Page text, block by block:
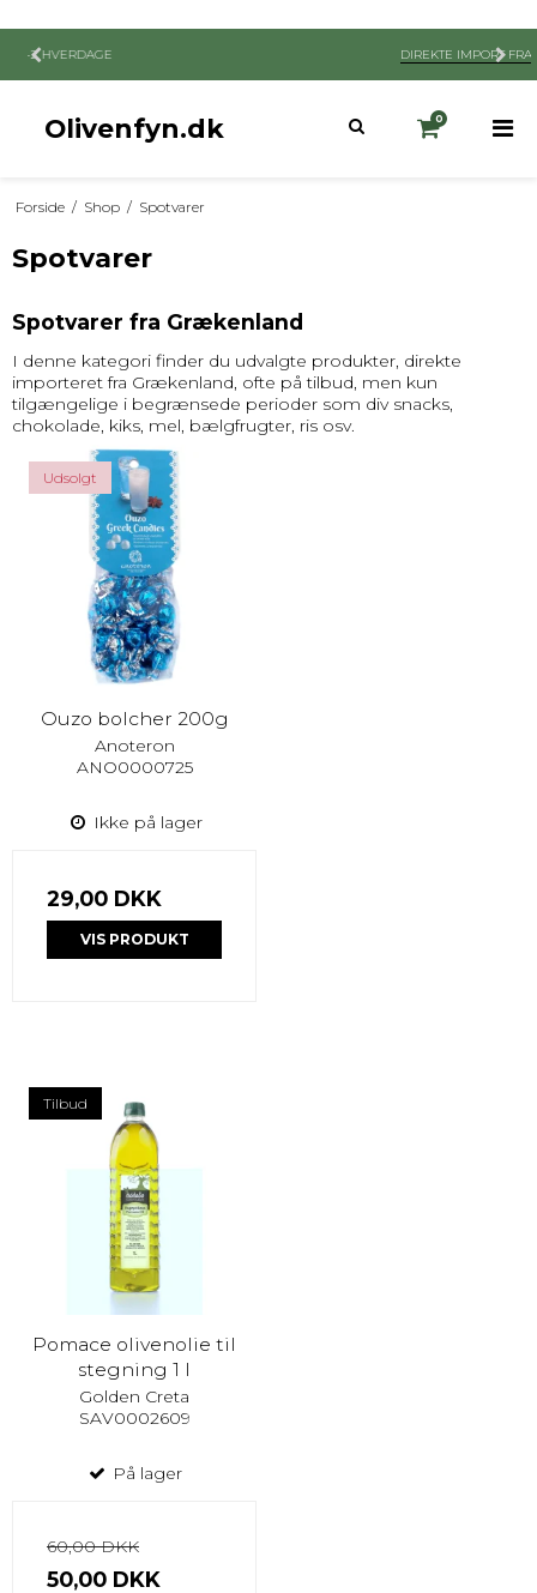
Olivenfyn.dk 0
Forside / Shop / Spotvarer
Spotvarer
Spotvarer fra Grækenland
I denne kategori finder du udvalgte produkter, direkte
importeret fra Grækenland, ofte på tilbud, men kun
tilgængelige i begrænsede perioder som div snacks,
chokolade, kiks, mel, bælgfrugter, ris osv.
Udsolgt
Ouzo bolcher 200g
Anoteron
ANO0000725
Ikke på lager
29,00 DKK
VIS PRODUKT
Tilbud
Pomace olivenolie til
stegning 1 l
Golden Creta
SAV0002609
På lager
60,00 DKK
50,00 DKK